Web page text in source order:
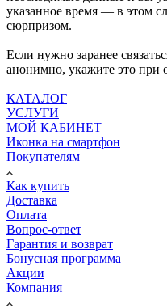
указанное время — в этом
сюрпризом.
Если нужно заранее
анонимно, укажите это при
КАТАЛОГ
УСЛУГИ
МОЙ КАБИНЕТ
Иконка на смартфон
Покупателям
Как купить
Доставка
Оплата
Вопрос-ответ
Гарантия и возврат
Бонусная программа
Акции
Компания